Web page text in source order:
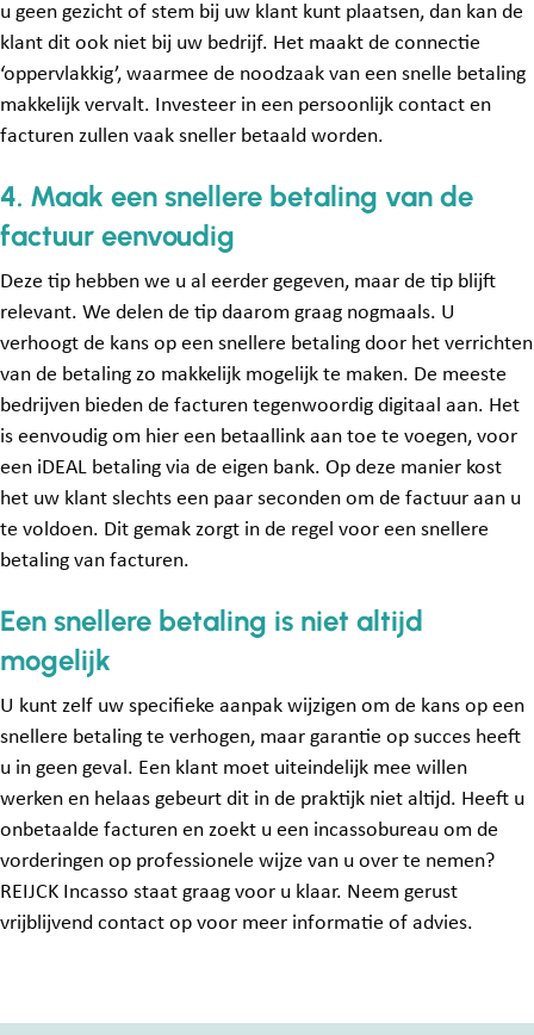
u geen gezicht of stem bij uw klant kunt plaatsen, dan kan de
klant dit ook niet bij uw bedrijf. Het maakt de connectie
‘oppervlakkig’, waarmee de noodzaak van een snelle betaling
makkelijk vervalt. Investeer in een persoonlijk contact en
facturen zullen vaak sneller betaald worden.
4. Maak een snellere betaling van de
factuur eenvoudig
Deze tip hebben we u al eerder gegeven, maar de tip blijft
relevant. We delen de tip daarom graag nogmaals. U
verhoogt de kans op een snellere betaling door het verrichten
van de betaling zo makkelijk mogelijk te maken. De meeste
bedrijven bieden de facturen tegenwoordig digitaal aan. Het
is eenvoudig om hier een betaallink aan toe te voegen, voor
een iDEAL betaling via de eigen bank. Op deze manier kost
het uw klant slechts een paar seconden om de factuur aan u
te voldoen. Dit gemak zorgt in de regel voor een snellere
betaling van facturen.
Een snellere betaling is niet altijd
mogelijk
U kunt zelf uw specifieke aanpak wijzigen om de kans op een
snellere betaling te verhogen, maar garantie op succes heeft
u in geen geval. Een klant moet uiteindelijk mee willen
werken en helaas gebeurt dit in de praktijk niet altijd. Heeft u
onbetaalde facturen en zoekt u een incassobureau om de
vorderingen op professionele wijze van u over te nemen?
REIJCK Incasso staat graag voor u klaar. Neem gerust
vrijblijvend contact op voor meer informatie of advies.